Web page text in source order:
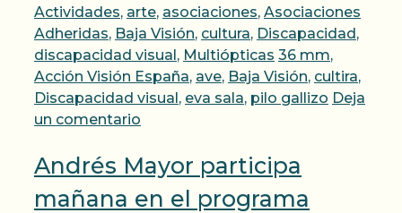
Categorías
Actividades, arte, asociaciones, Asociaciones
Adheridas, Baja Visión, cultura, Discapacidad,
discapacidad visual, Multiópticas Etiquetas
36 mm,
Acción Visión España, ave, Baja Visión, cultira,
Discapacidad visual, eva sala, pilo gallizo Deja
un comentario
Andrés Mayor participa
mañana en el programa